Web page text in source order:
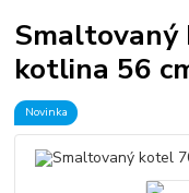
Smaltovaný
kotlina 56
Novinka